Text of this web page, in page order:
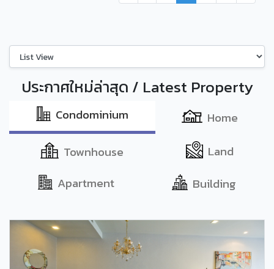
ประกาศใหม่ล่าสุด / Latest Property
Condominium
Home
Townhouse
Land
Apartment
Building